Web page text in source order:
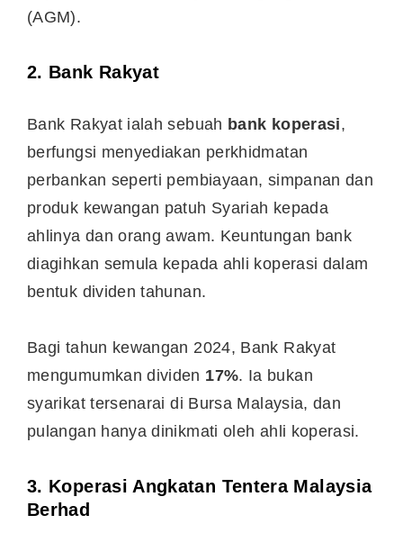
(AGM).
2. Bank Rakyat
Bank Rakyat ialah sebuah bank koperasi,
berfungsi menyediakan perkhidmatan
perbankan seperti pembiayaan, simpanan dan
produk kewangan patuh Syariah kepada
ahlinya dan orang awam. Keuntungan bank
diagihkan semula kepada ahli koperasi dalam
bentuk dividen tahunan.
Bagi tahun kewangan 2024, Bank Rakyat
mengumumkan dividen 17%. Ia bukan
syarikat tersenarai di Bursa Malaysia, dan
pulangan hanya dinikmati oleh ahli koperasi.
3. Koperasi Angkatan Tentera Malaysia
Berhad